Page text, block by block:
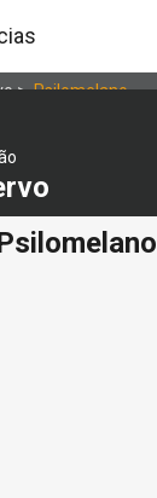
>Psilomelano